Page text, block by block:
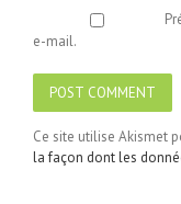
e-mail.
Ce site utilise Akismet
la façon dont les